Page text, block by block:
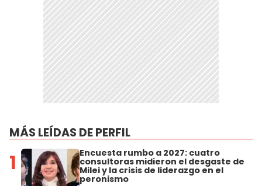
MÁS LEÍDAS DE PERFIL
1 Encuesta rumbo a 2027: cuatro
consultoras midieron el desgaste de
Milei y la crisis de liderazgo en el
peronismo